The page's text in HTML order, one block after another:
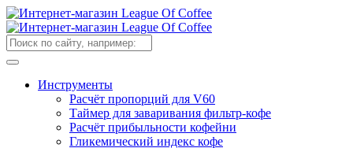
Инструменты
Расчёт пропорций для V60
Таймер для заваривания фильтр-кофе
Расчёт прибыльности кофейни
Гликемический индекс кофе